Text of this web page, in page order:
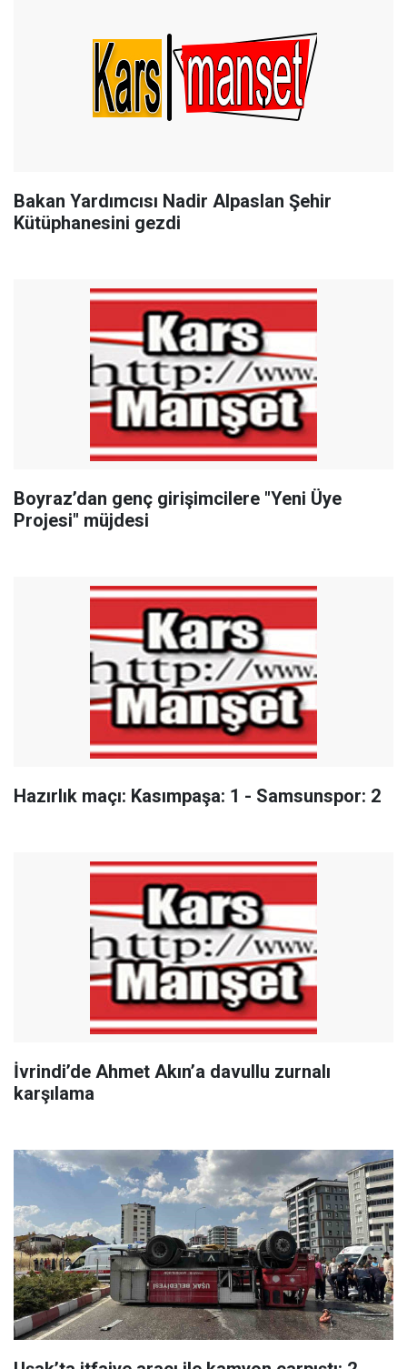
Bakan Yardımcısı Nadir Alpaslan Şehir
Kütüphanesini gezdi
Boyraz’dan genç girişimcilere "Yeni Üye
Projesi" müjdesi
Hazırlık maçı: Kasımpaşa: 1 - Samsunspor: 2
İvrindi’de Ahmet Akın’a davullu zurnalı
karşılama